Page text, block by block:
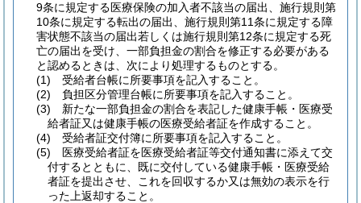
9条に規定する医療保険の加入者不該当の届出、施行規則第
10条に規定する転出の届出、施行規則第11条に規定する障
害状態不該当の届出若しくは施行規則第12条に規定する死
亡の届出を受け、一部負担金の割合を修正する必要がある
と認めるときは、次により処理するものとする。
(1)
受給者台帳に所要事項を記入すること。
(2)
負担区分管理台帳に所要事項を記入すること。
(3)
新たな一部負担金の割合を表記した健康手帳・医療受
給者証又は健康手帳の医療受給者証を作成すること。
(4)
受給者証交付簿に所要事項を記入すること。
(5)
医療受給者証を医療受給者証等交付通知書に添えて交
付するとともに、既に交付している健康手帳・医療受給
者証を提出させ、これを回収するか又は無効の表示を行
った上返却すること。